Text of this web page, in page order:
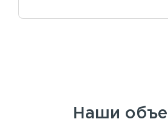
Наши